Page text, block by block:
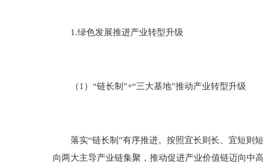
1.绿色发展推进产业转型升级
（1）“链长制”+“三大基地”推动产业转型升级
落实“链长制”有序推进。按照宜长则长、宜短则短
向两大主导产业链集聚，推动促进产业价值链迈向中